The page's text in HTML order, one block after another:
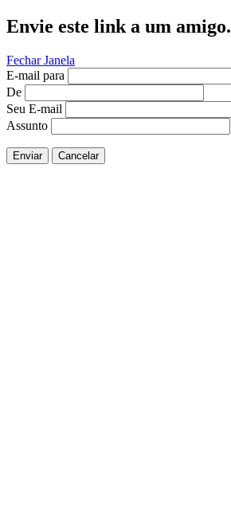
Envie este link a um amigo.
Fechar Janela
E-mail para
De
Seu E-mail
Assunto
Enviar Cancelar